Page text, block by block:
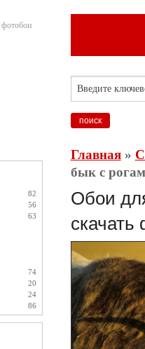
фотобои
82
56
63
74
20
24
86
Главная»
бык с
Обои
скачать